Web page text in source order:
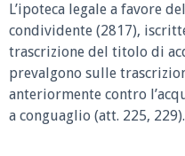
L’ipoteca legale a favore
condividente (2817),
trascrizione del titolo di
prevalgono sulle
anteriormente contro
a conguaglio (att. 225, 229).